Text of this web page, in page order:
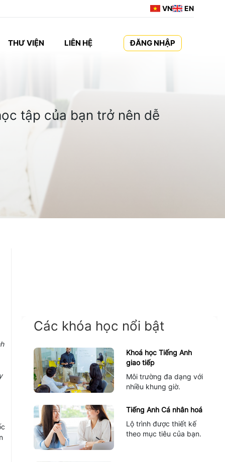
VN EN
THƯ VIỆN LIÊN HỆ ĐĂNG NHẬP
tập của bạn trở nên dễ
Các khóa học nổi bật
Khoá học Tiếng Anh
giao tiếp
Môi trường đa dạng với
nhiều khung giờ.
Tiếng Anh Cá nhân hoá
Lộ trình được thiết kế
theo mục tiêu của bạn.